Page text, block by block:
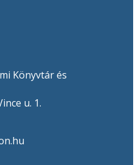
Könyvtár és
u. 1.